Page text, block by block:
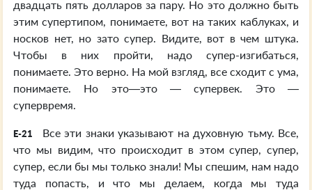
двадцать пять долларов за пару. Но это должно быть
этим супертипом, понимаете, вот на таких каблуках, и
носков нет, но зато супер. Видите, вот в чем штука.
Чтобы в них пройти, надо супер-изгибаться,
понимаете. Это верно. На мой взгляд, все сходит с ума,
понимаете. Но это—это — супервек. Это —
супервремя.
E-21
Все эти знаки указывают на духовную тьму. Все,
что мы видим, что происходит в этом супер, супер,
супер, если бы мы только знали! Мы спешим, нам надо
туда попасть, и что мы делаем, когда мы туда